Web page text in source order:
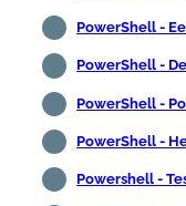
PowerShell -
PowerShell -
PowerShell -
PowerShell -
Powershell -